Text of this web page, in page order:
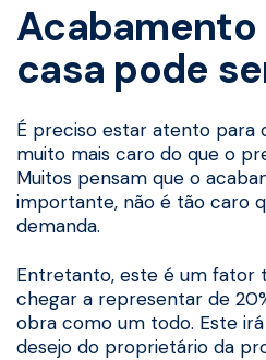
Acabamento
casa pode
É preciso estar atento para
muito mais caro do que o
Muitos pensam que o
importante, não é tão caro
demanda.
Entretanto, este é um fator
chegar a representar de
obra como um todo. Este
desejo do proprietário da